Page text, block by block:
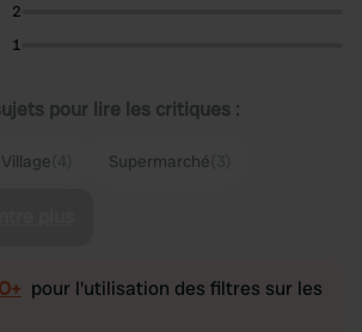
2
1
pour lire les critiques :
Village Supermarché
pour l'utilisation des filtres sur les